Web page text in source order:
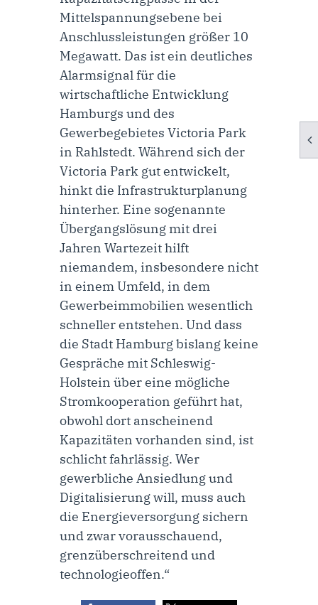
Mittelspannungsebene bei
Anschlussleistungen größer 10
Megawatt. Das ist ein deutliches
Alarmsignal für die
wirtschaftliche Entwicklung
Hamburgs und des
Gewerbegebietes Victoria Park
in Rahlstedt. Während sich der
Victoria Park gut entwickelt,
hinkt die Infrastrukturplanung
hinterher. Eine sogenannte
Übergangslösung mit drei
Jahren Wartezeit hilft
niemandem, insbesondere nicht
in einem Umfeld, in dem
Gewerbeimmobilien wesentlich
schneller entstehen. Und dass
die Stadt Hamburg bislang keine
Gespräche mit Schleswig-
Holstein über eine mögliche
Stromkooperation geführt hat,
obwohl dort anscheinend
Kapazitäten vorhanden sind, ist
schlicht fahrlässig. Wer
gewerbliche Ansiedlung und
Digitalisierung will, muss auch
die Energieversorgung sichern
und zwar vorausschauend,
grenzüberschreitend und
technologieoffen.“